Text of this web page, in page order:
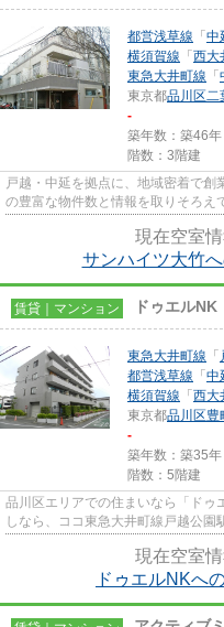
都営浅草線 「 中
横須賀線 「 西大
東急大井町線 「
東京都品川区二
-
築年数：築46年
階数：3階建
戸越・中延を拠点に、地域密着で
の豊富な物件数と情報を取りそろえ
現在空室情
サンハイツ大竹
賃貸｜マンション ドゥエルNK
東急大井町線 「
都営浅草線 「 中
横須賀線 「 西大
東京都品川区豊
-
築年数：築35年
階数：5階建
品川区エリアでの住まいなら「ドゥ
しなら、ココ東急大井町線戸越公
現在空室情
ドゥエルNKへ